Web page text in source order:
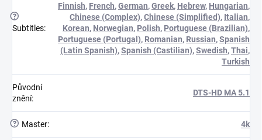
?
Subtitles:
Finnish, French,German,Greek, Hebrew, Hungarian,
Chinese (Complex),Chinese (Simplified), Italian,
Korean, Norwegian, Polish, Portuguese (Brazilian),
Portuguese (Portugal), Romanian, Russian,Spanish
(Latin Spanish),Spanish (Castilian),Swedish,Thai,
Turkish
Původní
znění:
DTS-HD MA 5.1
? Master: 4k